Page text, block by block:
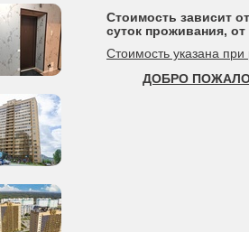
Стоимость зависит
суток проживания,
Стоимость указана
ДОБРО